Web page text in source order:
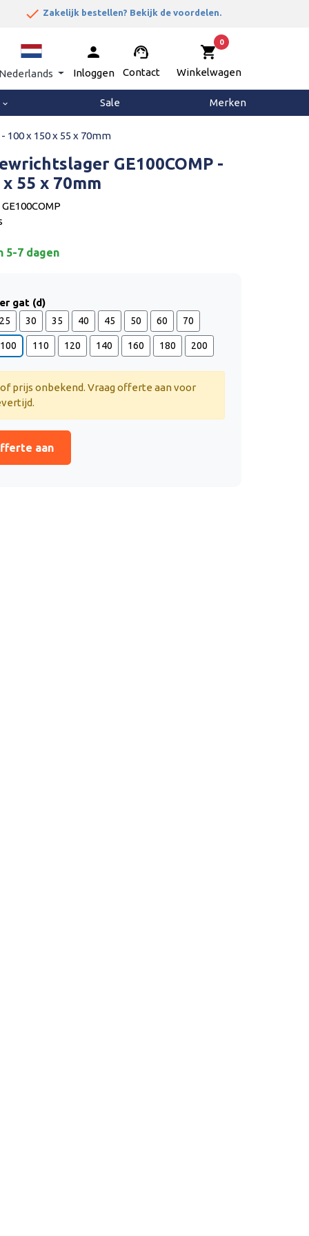
done Zakelijk bestellen? Bekijk de voordelen.
Nederlands
person
Inloggen
support_agent
Contact
shopping_cart
0
Winkelwagen
keyboard_arrow_down Sale Merken
100 x 150 x 55 x 70mm

GE100COMP -
55 x 70mm
5-7 dagen
gat (d)
25 30 35 40 45 50 60 70
100 110 120 140 160 180 200
prijs onbekend. Vraag offerte aan voor
aan